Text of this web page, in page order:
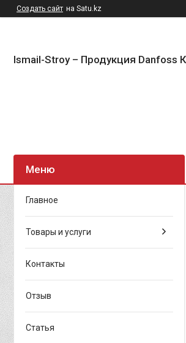
Создать сайт на Satu.kz
Ismail-Stroy – Продукция Danfoss
Главное
Товары и услуги
Контакты
Отзыв
Статья